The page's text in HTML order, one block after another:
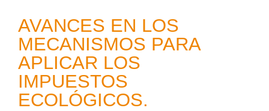
AVANCES EN LOS
MECANISMOS PARA
APLICAR LOS
IMPUESTOS
ECOLÓGICOS.